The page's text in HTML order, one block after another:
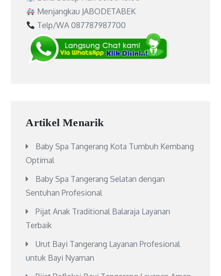
Menjangkau JABODETABEK
Telp/WA 087787987700
Artikel Menarik
Baby Spa Tangerang Kota Tumbuh Kembang
Optimal
Baby Spa Tangerang Selatan dengan
Sentuhan Profesional
Pijat Anak Traditional Balaraja Layanan
Terbaik
Urut Bayi Tangerang Layanan Profesional
untuk Bayi Nyaman